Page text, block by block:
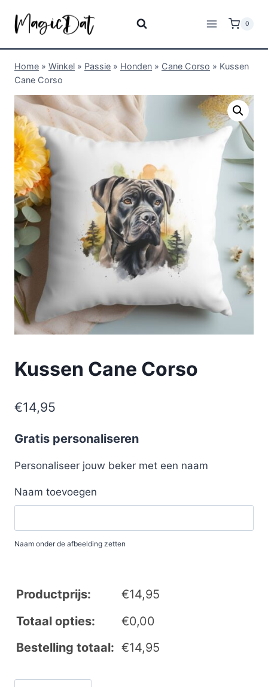
0
Home » Winkel » Passie » Honden » Cane Corso » Kussen
Cane Corso
Kussen Cane Corso
€14,95
Gratis personaliseren
Personaliseer jouw beker met een naam
Naam toevoegen
Naam onder de afbeelding zetten
Productprijs: €14,95
Totaal opties:
€0,00
Bestelling totaal: €14,95